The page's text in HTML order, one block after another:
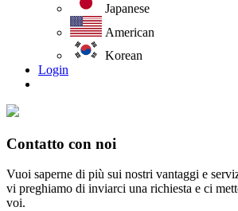
Japanese
American
Korean
Login
Contatto con noi
Vuoi saperne di più sui nostri vantaggi e
vi preghiamo di inviarci una richiesta e ci
voi.